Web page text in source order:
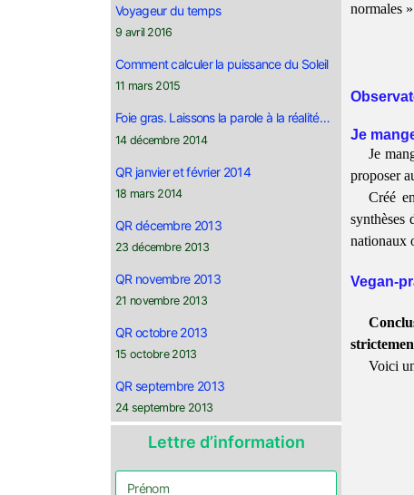
normales
Je
Je
proposer
Créé
synthèses
nationaux
Vegan-
Voici
Voyageur du temps
9 avril 2016
Comment calculer la puissance du Soleil
11 mars 2015
Foie gras. Laissons la parole à la réalité…
14 décembre 2014
QR janvier et février 2014
18 mars 2014
QR décembre 2013
23 décembre 2013
QR novembre 2013
21 novembre 2013
QR octobre 2013
15 octobre 2013
QR septembre 2013
24 septembre 2013
Lettre d’information